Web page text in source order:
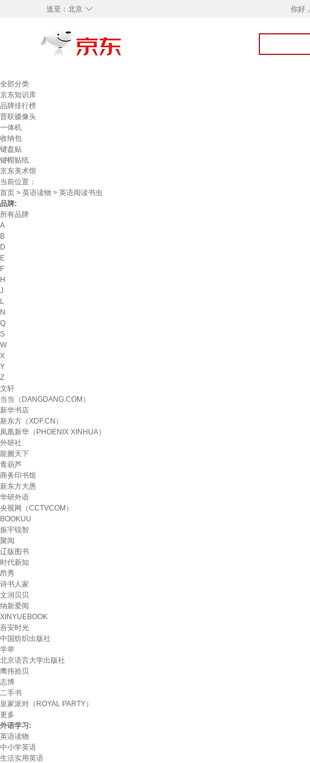
◇
送至： 北京 你好，
全部分类
京东知识库
品牌排行榜
普联摄像头
一体机
收纳包
键盘贴
键帽贴纸
京东美术馆
当前位置：
首页 > 英语读物 > 英语阅读书虫
品牌:
所有品牌
A
B
D
E
F
H
J
L
N
Q
S
W
X
Y
Z
文轩
当当（DANGDANG.COM）
新华书店
新东方（XDF.CN）
凤凰新华（PHOENIX XINHUA）
外研社
龍圖天下
青葫芦
商务印书馆
新东方大愚
华研外语
央视网（CCTVCOM）
BOOKUU
振宇锐智
聚阅
辽版图书
时代新知
昂秀
诗书人家
文润贝贝
纳新爱阅
XINYUEBOOK
吾安时光
中国纺织出版社
学举
北京语言大学出版社
鹰伟拾贝
志博
二手书
皇家派对（ROYAL PARTY）
更多
外语学习:
英语读物
中小学英语
生活实用英语